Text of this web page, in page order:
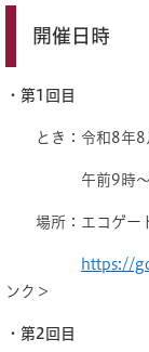
開催日時
・第1回目
とき：令和8年8
午前9時～
場所：エコゲート
https://
ンク＞
・第2回目